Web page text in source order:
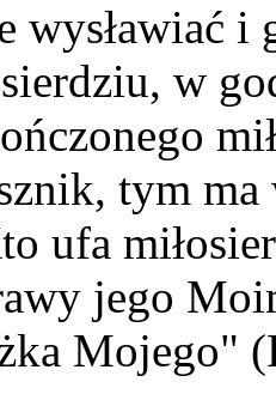
wysławiać
w
tym ma
ufa
jego
Mojego"